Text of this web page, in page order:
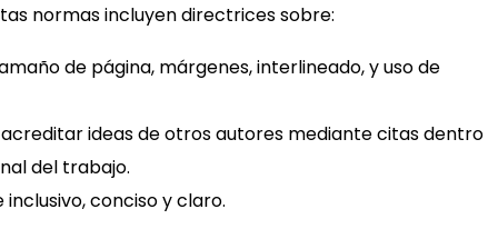
normas incluyen directrices sobre:
de página, márgenes, interlineado, y uso de
ideas de otros autores mediante citas dentro
del trabajo.
inclusivo, conciso y claro.